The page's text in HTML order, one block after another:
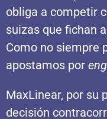
obliga a competir
suizas que fichan
Como no siempre
apostamos por
MaxLinear, por su
decisión